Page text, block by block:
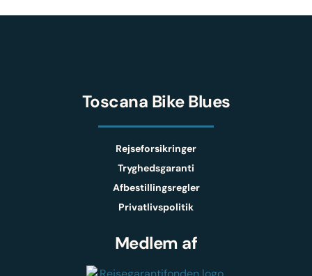
Toscana Bike Blues
Rejseforsikringer
Tryghedsgaranti
Afbestillingsregler
Privatlivspolitik
Medlem af